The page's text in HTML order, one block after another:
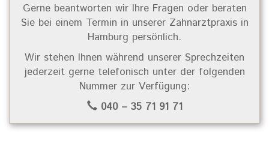
Gerne beantworten wir Ihre Fragen oder beraten
Sie bei einem Termin in unserer Zahnarztpraxis in
Hamburg persönlich.
Wir stehen Ihnen während unserer Sprechzeiten
jederzeit gerne telefonisch unter der folgenden
Nummer zur Verfügung:
040 – 35 71 91 71